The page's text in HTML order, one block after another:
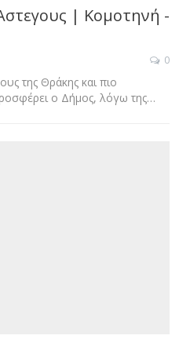
| Κομοτηνή -
0
της Θράκης και πιο
ο Δήμος, λόγω της…